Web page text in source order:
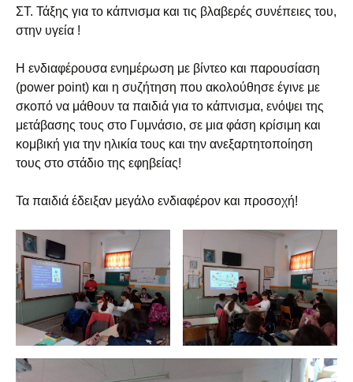
ΣΤ. Τάξης για το κάπνισμα και τις βλαβερές συνέπειες του,
στην υγεία !
Η ενδιαφέρουσα ενημέρωση με βίντεο και παρουσίαση
(power point) και η συζήτηση που ακολούθησε έγινε με
σκοπό να μάθουν τα παιδιά για το κάπνισμα, ενόψει της
μετάβασης τους στο Γυμνάσιο, σε μια φάση κρίσιμη και
κομβική για την ηλικία τους και την ανεξαρτητοποίηση
τους στο στάδιο της εφηβείας!
Τα παιδιά έδειξαν μεγάλο ενδιαφέρον και προσοχή!